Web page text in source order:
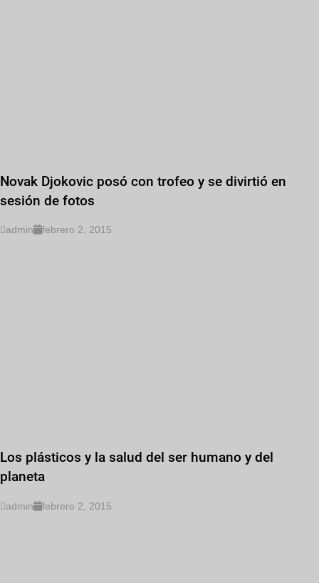
Novak Djokovic posó con trofeo y se divirtió en
sesión de fotos
admin febrero 2, 2015
Los plásticos y la salud del ser humano y del
planeta
admin febrero 2, 2015